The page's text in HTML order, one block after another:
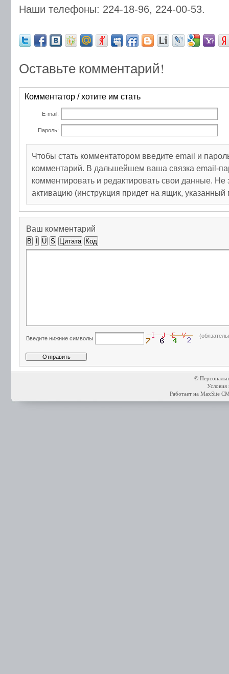
Наши телефоны: 224-18-96, 224-00-53.
Оставьте комментарий!
Комментатор / хотите им стать
E-mail:
Пароль:
Чтобы стать комментатором введите email и
комментарий. В дальшейшем ваша связка email-
комментировать и редактировать свои данные. Не
активацию (инструкция придет на ящик, указанный
Ваш комментарий
B U S Цитата Код
Введите нижние символы
©
Условия
Работает на MaxSite